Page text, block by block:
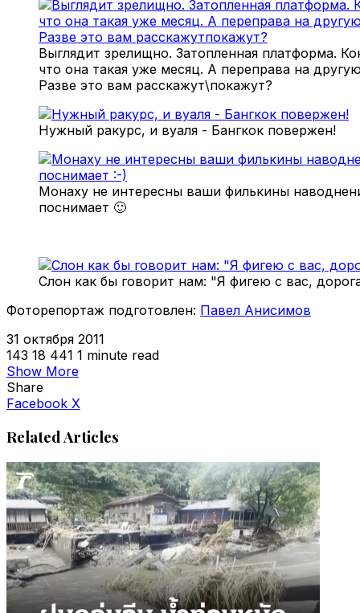
Выглядит зрелищно. Затопленная платформа.
что она такая уже месяц. А переправа на
Разве это вам расскажут\покажут?
Нужный ракурс, и вуаля - Бангкок повержен!
Монаху не интересны ваши филькины
поснимает 🙂
Слон как бы говорит нам: "Я фигею с вас,
Фоторепортаж подготовлен: Павел Анисимов
31 октября 2011
143 18 441 1 minute read
Show More
Share
Facebook X
Related Articles